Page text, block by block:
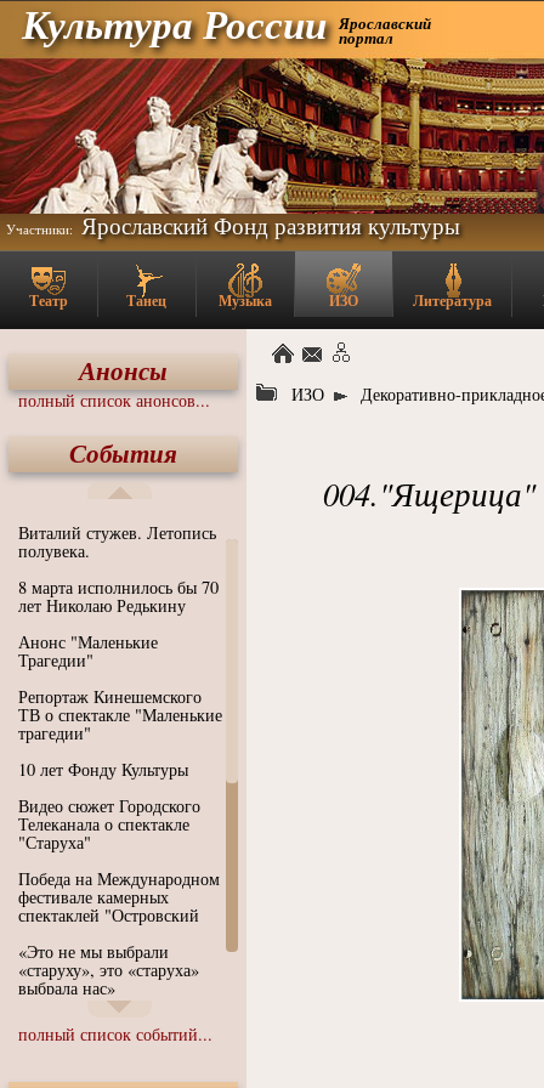
Культура России Ярославский
портал
Участники: Ярославский Фонд развития культуры
Театр Танец Музыка ИЗО Литература
Анонсы
полный список анонсов...
События
Виталий стужев. Летопись
полувека.
8 марта исполнилось бы 70
лет Николаю Редькину
Анонс "Маленькие
Трагедии"
Репортаж Кинешемского
ТВ о спектакле "Маленькие
трагедии"
10 лет Фонду Культуры
Видео сюжет Городского
Телеканала о спектакле
"Старуха"
Победа на Международном
фестивале камерных
спектаклей "Островский
«Это не мы выбрали
«старуху», это «старуха»
выбрала нас»
Иммерсивный спектакль
"Язык чистого полета
полный список событий...
ИЗО Декоративно-
004."Ящерица"